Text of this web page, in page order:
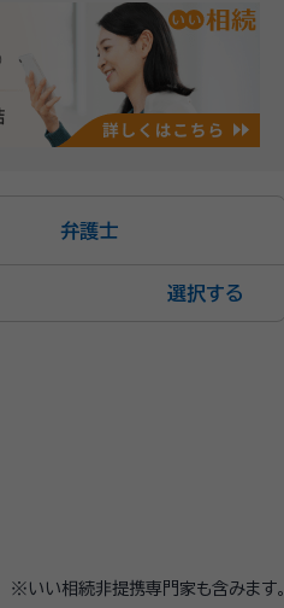
弁護士
選択
※いい相続非提携専門家も含みます。